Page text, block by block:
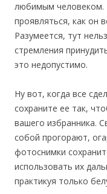
любимым человеком.
проявляться, как он
Разумеется, тут
стремления
это недопустимо.
Ну вот, когда все
сохраните ее так,
вашего избранника.
собой прогорают,
фотоснимки
использовать их
практикуя только